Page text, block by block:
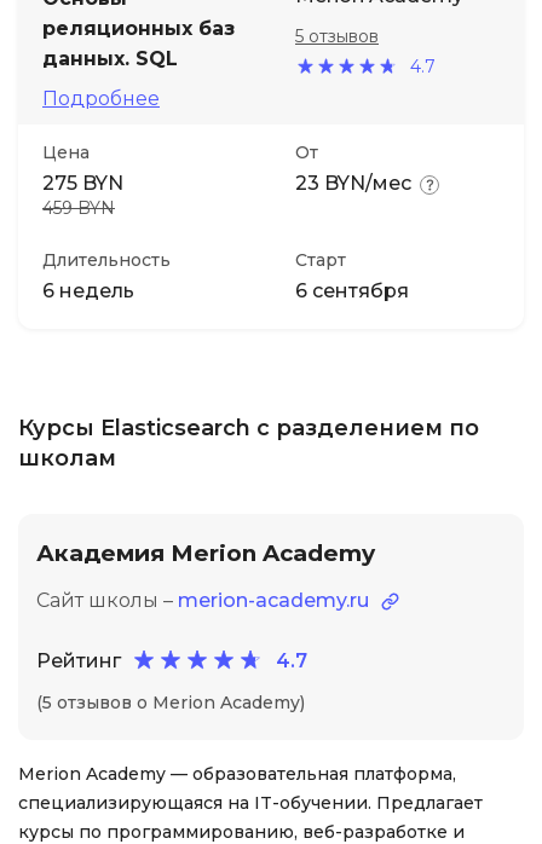
реляционных баз
данных. SQL
Подробнее
4.7
5 отзывов
Цена
275 BYN
459 BYN
От
23 BYN/мес
Длительность
6 недель
Старт
6 сентября
Курсы Elasticsearch с разделением по
школам
Академия Merion Academy
Сайт школы – merion-academy.ru
Рейтинг 4.7
(5 отзывов о Merion Academy)
Merion Academy — образовательная платформа,
специализирующаяся на IT-обучении. Предлагает
курсы по программированию, веб-разработке и